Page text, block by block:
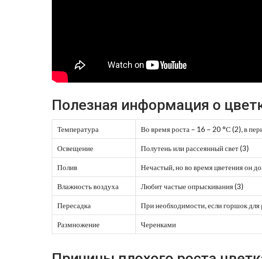
Полезная информация о
Температура Во время роста – 16 – 20 °С (2), в
Освещение Полутень или рассеянный свет (3)
Полив Нечастый, но во время цветения он
Влажность воздуха Любит частые опрыскивания (3)
Пересадка При необходимости, если горшок для
Размножение Черенками